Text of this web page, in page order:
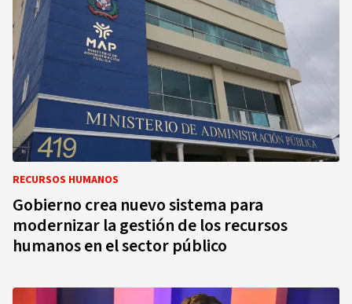
RECURSOS HUMANOS
Gobierno crea nuevo sistema para
modernizar la gestión de los recursos
humanos en el sector público